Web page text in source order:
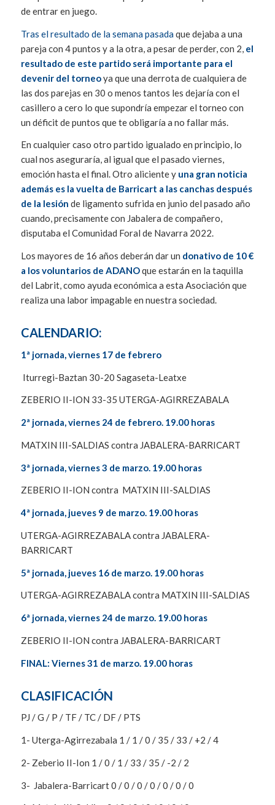
de entrar en juego.
Tras el resultado de la semana pasadaque dejaba a una
pareja con 4 puntos y a la otra, a pesar de perder, con 2,el
resultado de este partido será importante para el
devenir del torneoya que una derrota de cualquiera de
las dos parejas en 30 o menos tantos les dejaría con el
casillero a cero lo que supondría empezar el torneo con
un déficit de puntos que te obligaría a no fallar más.
En cualquier caso otro partido igualado en principio, lo
cual nos aseguraría, al igual que el pasado viernes,
emoción hasta el final. Otro aliciente y una gran noticia
además es la vuelta de Barricart a las canchas después
de la lesión de ligamento sufrida en junio del pasado año
cuando, precisamente con Jabalera de compañero,
disputaba el Comunidad Foral de Navarra 2022.
Los mayores de 16 años deberán dar un donativo de 10 €
a los voluntarios de ADANOque estarán en la taquilla
del Labrit, como ayuda económica a esta Asociación que
realiza una labor impagable en nuestra sociedad.
CALENDARIO:
1ª jornada, viernes 17 de febrero
Iturregi-Baztan 30-20 Sagaseta-Leatxe
ZEBERIO II-ION 33-35 UTERGA-AGIRREZABALA
2ª jornada, viernes 24 de febrero. 19.00 horas
MATXIN III-SALDIAS contra JABALERA-BARRICART
3ª jornada, viernes 3 de marzo. 19.00 horas
ZEBERIO II-ION contra MATXIN III-SALDIAS
4ª jornada, jueves 9 de marzo. 19.00 horas
UTERGA-AGIRREZABALA contra JABALERA-
BARRICART
5ª jornada, jueves 16 de marzo. 19.00 horas
UTERGA-AGIRREZABALA contra MATXIN III-SALDIAS
6ª jornada, viernes 24 de marzo. 19.00 horas
ZEBERIO II-ION contra JABALERA-BARRICART
FINAL: Viernes 31 de marzo. 19.00 horas
CLASIFICACIÓN
PJ / G / P / TF / TC / DF / PTS
1- Uterga-Agirrezabala 1 / 1 / 0 / 35 / 33 / +2 / 4
2- Zeberio II-Ion 1 / 0 / 1 / 33 / 35 / -2 / 2
3- Jabalera-Barricart 0 / 0 / 0 / 0 / 0 / 0 / 0